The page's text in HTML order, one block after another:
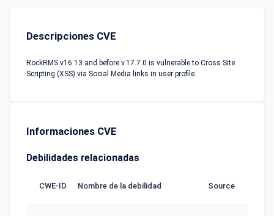
Descripciones CVE
RockRMS v16.13 and before v.17.7.0 is vulnerable to Cross Site
Scripting (XSS) via Social Media links in user profile.
Informaciones CVE
Debilidades relacionadas
CWE-ID Nombre de la debilidad Source